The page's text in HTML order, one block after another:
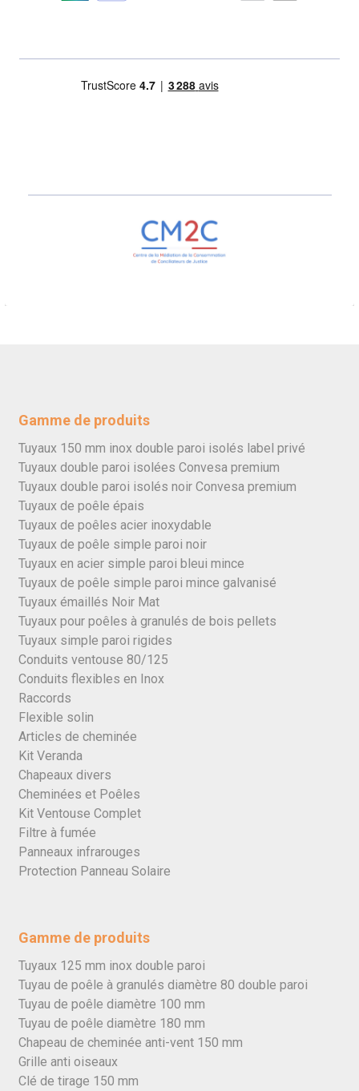
Gamme de produits
Tuyaux 150 mm inox double paroi isolés label privé
Tuyaux double paroi isolées Convesa premium
Tuyaux double paroi isolés noir Convesa premium
Tuyaux de poêle épais
Tuyaux de poêles acier inoxydable
Tuyaux de poêle simple paroi noir
Tuyaux en acier simple paroi bleui mince
Tuyaux de poêle simple paroi mince galvanisé
Tuyaux émaillés Noir Mat
Tuyaux pour poêles à granulés de bois pellets
Tuyaux simple paroi rigides
Conduits ventouse 80/125
Conduits flexibles en Inox
Raccords
Flexible solin
Articles de cheminée
Kit Veranda
Chapeaux divers
Cheminées et Poêles
Kit Ventouse Complet
Filtre à fumée
Panneaux infrarouges
Protection Panneau Solaire
Gamme de produits
Tuyaux 125 mm inox double paroi
Tuyau de poêle à granulés diamètre 80 double paroi
Tuyau de poêle diamètre 100 mm
Tuyau de poêle diamètre 180 mm
Chapeau de cheminée anti-vent 150 mm
Grille anti oiseaux
Clé de tirage 150 mm